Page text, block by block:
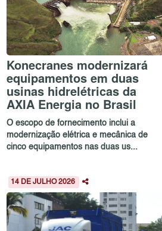
Konecranes modernizará
equipamentos em duas
usinas hidrelétricas da
AXIA Energia no Brasil
O escopo de fornecimento inclui a
modernização elétrica e mecânica de
cinco equipamentos nas duas us...
14 DE JULHO 2026